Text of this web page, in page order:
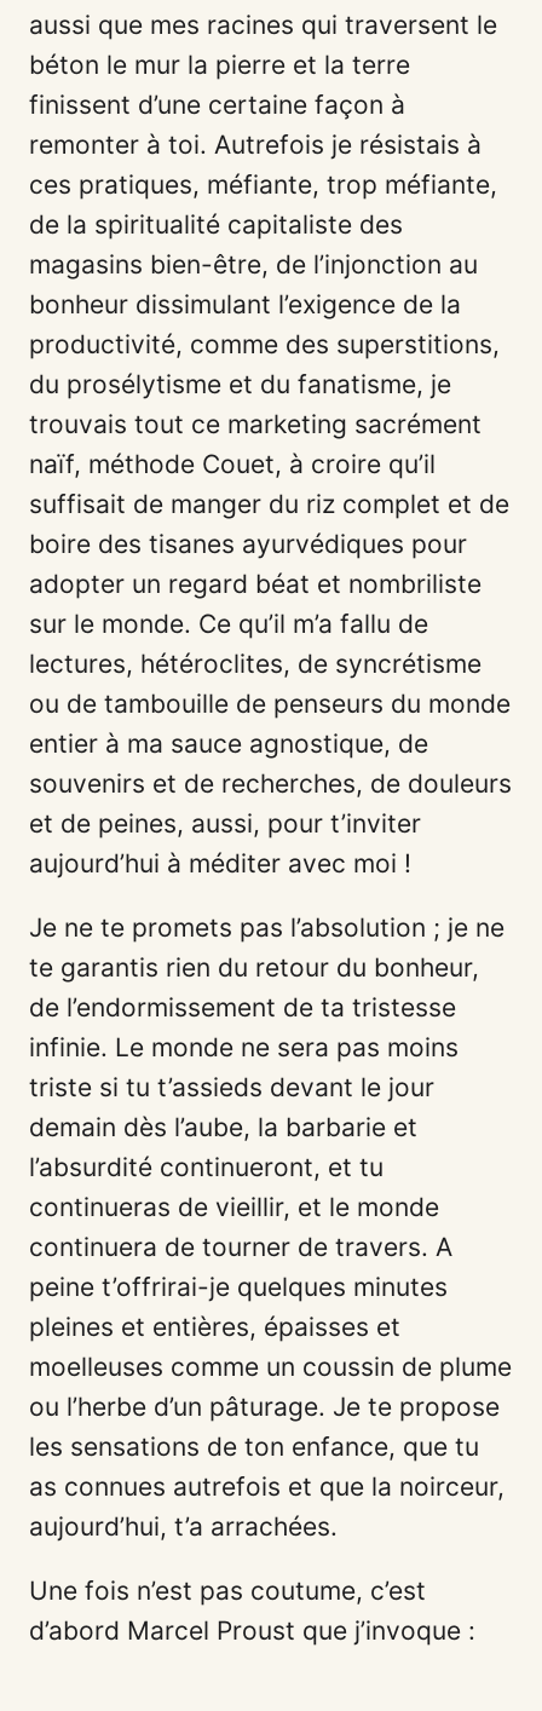
aussi que mes racines qui traversent le
béton le mur la pierre et la terre
finissent d’une certaine façon à
remonter à toi. Autrefois je résistais à
ces pratiques, méfiante, trop méfiante,
de la spiritualité capitaliste des
magasins bien-être, de l’injonction au
bonheur dissimulant l’exigence de la
productivité, comme des superstitions,
du prosélytisme et du fanatisme, je
trouvais tout ce marketing sacrément
naïf, méthode Couet, à croire qu’il
suffisait de manger du riz complet et de
boire des tisanes ayurvédiques pour
adopter un regard béat et nombriliste
sur le monde. Ce qu’il m’a fallu de
lectures, hétéroclites, de syncrétisme
ou de tambouille de penseurs du monde
entier à ma sauce agnostique, de
souvenirs et de recherches, de douleurs
et de peines, aussi, pour t’inviter
aujourd’hui à méditer avec moi !
Je ne te promets pas l’absolution ; je ne
te garantis rien du retour du bonheur,
de l’endormissement de ta tristesse
infinie. Le monde ne sera pas moins
triste si tu t’assieds devant le jour
demain dès l’aube, la barbarie et
l’absurdité continueront, et tu
continueras de vieillir, et le monde
continuera de tourner de travers. A
peine t’offrirai-je quelques minutes
pleines et entières, épaisses et
moelleuses comme un coussin de plume
ou l’herbe d’un pâturage. Je te propose
les sensations de ton enfance, que tu
as connues autrefois et que la noirceur,
aujourd’hui, t’a arrachées.
Une fois n’est pas coutume, c’est
d’abord Marcel Proust que j’invoque :